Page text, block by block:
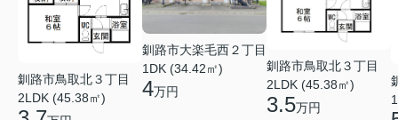
釧路市鳥取北３丁目
2LDK (45.38㎡)
釧路市大楽毛西２丁目
1DK (34.42㎡)
4万円
釧路市鳥取北３丁目
2LDK (45.38㎡)
3.5万円